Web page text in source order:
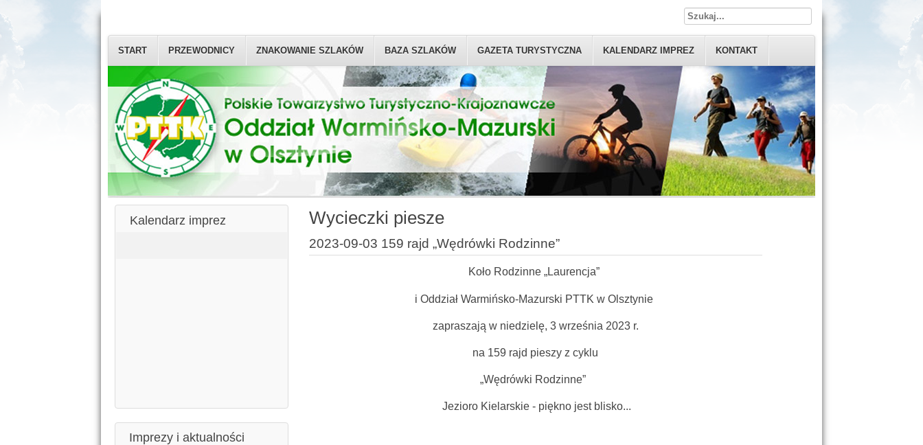
START PRZEWODNICY ZNAKOWANIE SZLAKÓW BAZA SZLAKÓW GAZETA TURYSTYCZNA KALENDARZ IMPREZ KONTAKT
Kalendarz imprez
Imprezy i aktualności
Wycieczki piesze
2023-09-03 159 rajd „Wędrówki Rodzinne”
Koło Rodzinne „Laurencja”
i Oddział Warmińsko-Mazurski PTTK w Olsztynie
zapraszają w niedzielę, 3 września 2023 r.
na 159 rajd pieszy z cyklu
„Wędrówki Rodzinne”
Jezioro Kielarskie - piękno jest blisko...